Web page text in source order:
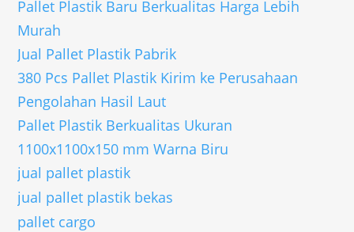
Pallet Plastik Baru Berkualitas Harga Lebih
Murah
Jual Pallet Plastik Pabrik
380 Pcs Pallet Plastik Kirim ke Perusahaan
Pengolahan Hasil Laut
Pallet Plastik Berkualitas Ukuran
1100x1100x150 mm Warna Biru
jual pallet plastik
jual pallet plastik bekas
pallet cargo